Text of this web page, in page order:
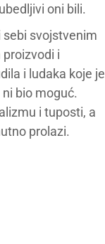
oni bili.
sebi svojstvenim
i
i ludaka koje je
bio moguć.
i tuposti, a
prolazi.